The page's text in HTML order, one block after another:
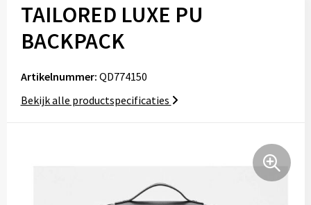
TAILORED LUXE PU
BACKPACK
Artikelnummer: QD774150
Bekijk alle productspecificaties